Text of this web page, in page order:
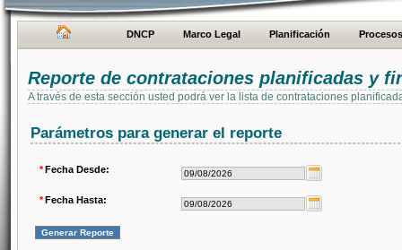
DNCP Marco Legal Planificación Procesos
Reporte de contrataciones planificadas y
A través de esta sección usted podrá ver la lista de contrataciones
Parámetros para generar el reporte
*Fecha Desde:
*Fecha Hasta: